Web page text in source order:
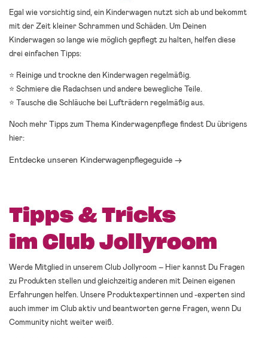
Egal wie vorsichtig sind, ein Kinderwagen nutzt sich ab und bekommt
mit der Zeit kleiner Schrammen und Schäden. Um Deinen
Kinderwagen so lange wie möglich gepflegt zu halten, helfen diese
drei einfachen Tipps:
⭐ Reinige und trockne den Kinderwagen regelmäßig.
⭐ Schmiere die Radachsen und andere bewegliche Teile.
⭐ Tausche die Schläuche bei Lufträdern regelmäßig aus.
Noch mehr Tipps zum Thema Kinderwagenpflege findest Du übrigens
hier:
Entdecke unseren Kinderwagenpflegeguide →
Tipps & Tricks
im Club Jollyroom
Werde Mitglied in unserem Club Jollyroom – Hier kannst Du Fragen
zu Produkten stellen und gleichzeitig anderen mit Deinen eigenen
Erfahrungen helfen. Unsere Produktexpertinnen und -experten sind
auch immer im Club aktiv und beantworten gerne Fragen, wenn Du
Community nicht weiter weiß.